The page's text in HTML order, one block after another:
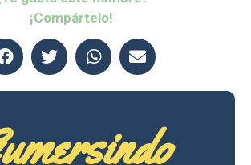
¡Compártelo!